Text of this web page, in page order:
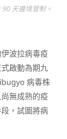
天邊境管制。
波拉病毒疫
啟動為期九
病毒株
無成熟的疫
，試圖將病